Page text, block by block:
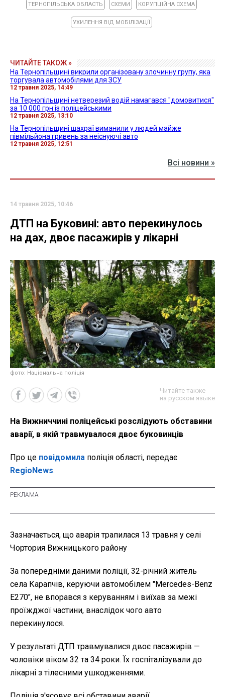
ТЕРНОПІЛЬСЬКА ОБЛАСТЬ СХЕМИ КОРУПЦІЙНА СХЕМА
УХИЛЕННЯ ВІД МОБІЛІЗАЦІЇ
ЧИТАЙТЕ ТАКОЖ »
На Тернопільщині викрили організовану злочинну групу, яка
торгувала автомобілями для ЗСУ
12 травня 2025, 14:49
На Тернопільщині нетверезий водій намагався "домовитися"
за 10 000 грн із поліцейськими
12 травня 2025, 13:10
На Тернопільщині шахраї виманили у людей майже
півмільйона гривень за неіснуючі авто
12 травня 2025, 12:51
Всі новини »
14 травня 2025, 10:46
ДТП на Буковині: авто перекинулось
на дах, двоє пасажирів у лікарні
фото: Національна поліція
Читайте также
на русском языке
На Вижниччині поліцейські розслідують обставини
аварії, в якій травмувалося двоє буковинців
Про це повідомила поліція області, передає
RegioNews.
Зазначається, що аварія трапилася 13 травня у селі
Чортория Вижницького району
За попередніми даними поліції, 32-річний житель
села Карапчів, керуючи автомобілем "Mercedes-Benz
E270", не впорався з керуванням і виїхав за межі
проїжджої частини, внаслідок чого авто
перекинулося.
У результаті ДТП травмувалися двоє пасажирів —
чоловіки віком 32 та 34 роки. Їх госпіталізували до
лікарні з тілесними ушкодженнями.